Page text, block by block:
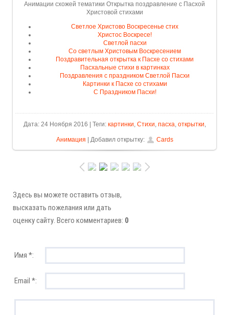
Анимации схожей тематики Открытка поздравление с Пасхой
Христовой стихами
Светлое Христово Воскресенье стих
Христос Воскресе!
Светлой пасхи
Со светлым Христовым Воскресением
Поздравительная открытка к Пасхе со стихами
Пасхальные стихи в картинках
Поздравления с праздником Светлой Пасхи
Картинки к Пасхе со стихами
С Праздником Пасхи!
Дата: 24 Ноября 2016 | Теги: картинки, Стихи, пасха, открытки,
Анимация | Добавил открытку: Cards
Здесь вы можете оставить отзыв,
высказать пожелания или дать
оценку сайту. Всего комментариев: 0
Имя *:
Email *: